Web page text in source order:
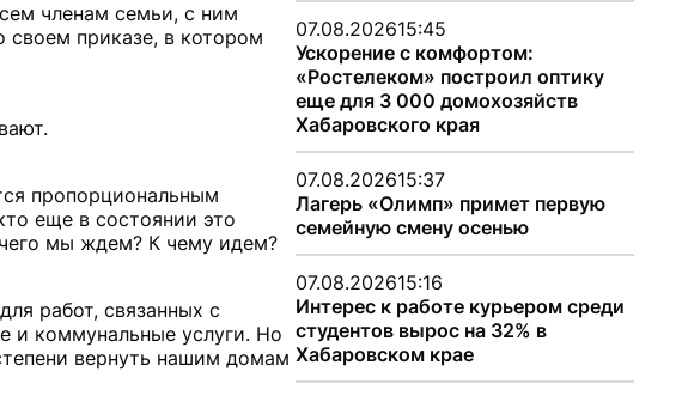
членам семьи, с ним
приказе, в котором
пропорциональным
еще в состоянии это
мы ждем? К чему идем?
работ, связанных с
и коммунальные услуги. Но
вернуть нашим домам
07.08.202615:45
Ускорение с комфортом:
«Ростелеком» построил оптику
еще для 3 000 домохозяйств
Хабаровского края
07.08.202615:37
Лагерь «Олимп» примет первую
семейную смену осенью
07.08.202615:16
Интерес к работе курьером среди
студентов вырос на 32% в
Хабаровском крае